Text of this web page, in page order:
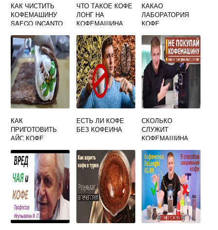
КАК ЧИСТИТЬ
КОФЕМАШИНУ
SAECO INCANTO
ЧТО ТАКОЕ КОФЕ
ЛОНГ НА
КОФЕМАШИНА
КАКАО
ЛАБОРАТОРИЯ
КОФЕ
КАК
ПРИГОТОВИТЬ
АЙС КОФЕ
ЕСТЬ ЛИ КОФЕ
БЕЗ КОФЕИНА
СКОЛЬКО
СЛУЖИТ
КОФЕМАШИНА